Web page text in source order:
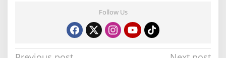
Follow Us